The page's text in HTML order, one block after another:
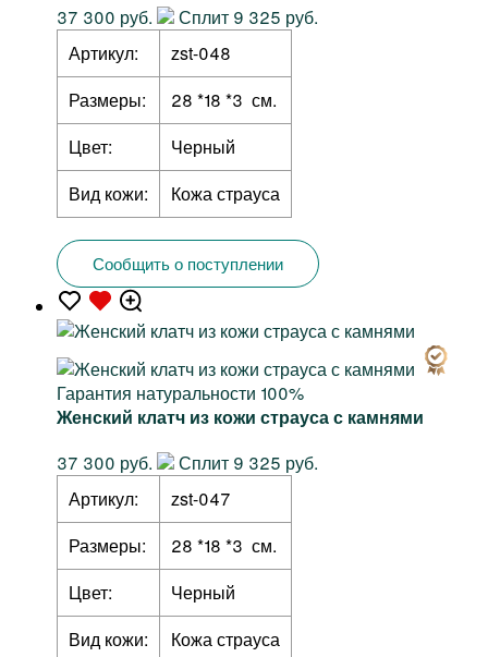
37 300 руб.
Сплит 9 325 руб.
Артикул:
zst-048
Размеры:
28 *18 *3 см.
Цвет:
Черный
Вид кожи:
Кожа страуса
Сообщить о поступлении
Гарантия натуральности 100%
Женский клатч из кожи страуса с камнями
37 300 руб.
Сплит 9 325 руб.
Артикул:
zst-047
Размеры:
28 *18 *3 см.
Цвет:
Черный
Вид кожи:
Кожа страуса